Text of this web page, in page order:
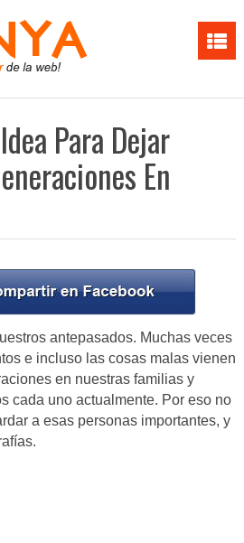
Para Dejar
En
antepasados. Muchas veces
e incluso las cosas malas vienen
en nuestras familias y
cada uno actualmente. Por eso no
a esas personas importantes, y